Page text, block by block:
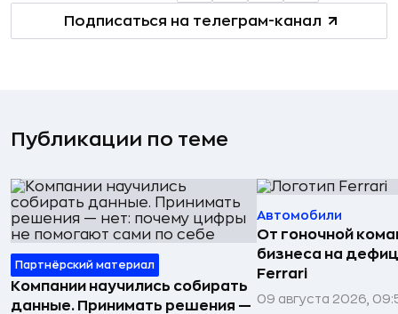
Подписаться на телеграм-канал
Публикации по теме
Партнёрский материал
Компании научились собирать
данные. Принимать решения —
Автомобили
От гоночной
бизнеса на
Ferrari
09 августа 2026,